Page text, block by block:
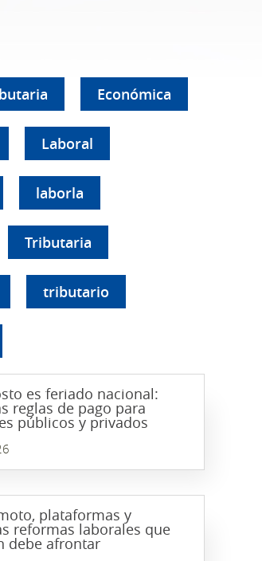
Económica
Laboral
laborla
Tributaria
tributario
es feriado nacional:
reglas de pago para
públicos y privados
plataformas y
reformas laborales que
debe afrontar